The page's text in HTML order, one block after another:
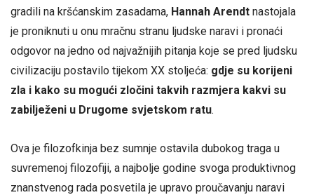
gradili na kršćanskim zasadama, Hannah Arendt nastojala
je proniknuti u onu mračnu stranu ljudske naravi i pronaći
odgovor na jedno od najvažnijih pitanja koje se pred ljudsku
civilizaciju postavilo tijekom XX stoljeća: gdje su korijeni
zla i kako su mogući zločini takvih razmjera kakvi su
zabilježeni u Drugome svjetskom ratu.
Ova je filozofkinja bez sumnje ostavila dubokog traga u
suvremenoj filozofiji, a najbolje godine svoga produktivnog
znanstvenog rada posvetila je upravo proučavanju naravi